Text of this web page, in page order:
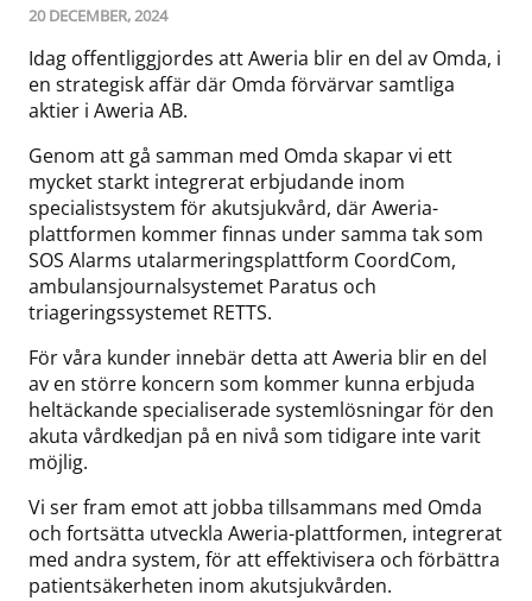
20 DECEMBER, 2024
Idag offentliggjordes att Aweria blir en del av Omda, i
en strategisk affär där Omda förvärvar samtliga
aktier i Aweria AB.
Genom att gå samman med Omda skapar vi ett
mycket starkt integrerat erbjudande inom
specialistsystem för akutsjukvård, där Aweria-
plattformen kommer finnas under samma tak som
SOS Alarms utalarmeringsplattform CoordCom,
ambulansjournalsystemet Paratus och
triageringssystemet RETTS.
För våra kunder innebär detta att Aweria blir en del
av en större koncern som kommer kunna erbjuda
heltäckande specialiserade systemlösningar för den
akuta vårdkedjan på en nivå som tidigare inte varit
möjlig.
Vi ser fram emot att jobba tillsammans med Omda
och fortsätta utveckla Aweria-plattformen, integrerat
med andra system, för att effektivisera och förbättra
patientsäkerheten inom akutsjukvården.